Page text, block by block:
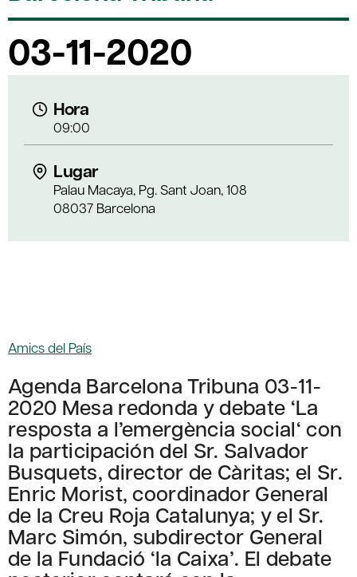
03-11-2020
Hora
09:00
Lugar
Palau Macaya, Pg. Sant Joan, 108
08037 Barcelona
Amics del País
Agenda Barcelona Tribuna 03-11-
2020 Mesa redonda y debate ‘La
resposta a l’emergència social‘ con
la participación del Sr. Salvador
Busquets, director de Càritas; el Sr.
Enric Morist, coordinador General
de la Creu Roja Catalunya; y el Sr.
Marc Simón, subdirector General
de la Fundació ‘la Caixa’. El debate